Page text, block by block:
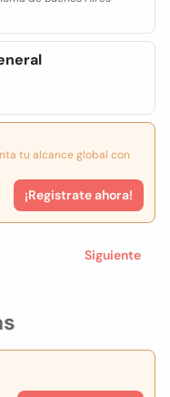
tu alcance global con
¡Registrate ahora!
Siguiente